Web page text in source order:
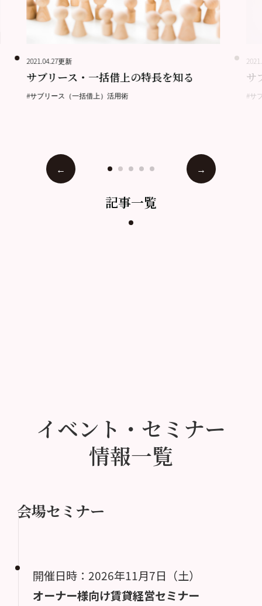
2021.04.27更新
サブリース・一括借上の特長を知る
#サブリース（一括借上）活用術
サ
#サ
記事一覧
イベント・セミナー
情報一覧
会場セミナー
開催日時：2026年11月7日（土）
オーナー様向け賃貸経営セミナー